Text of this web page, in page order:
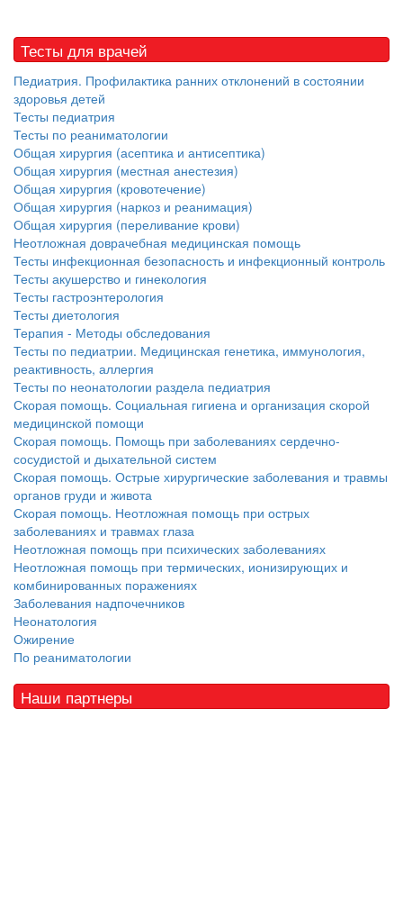
Тесты для врачей
Педиатрия. Профилактика ранних отклонений в состоянии
здоровья детей
Тесты педиатрия
Тесты по реаниматологии
Общая хирургия (асептика и антисептика)
Общая хирургия (местная анестезия)
Общая хирургия (кровотечение)
Общая хирургия (наркоз и реанимация)
Общая хирургия (переливание крови)
Неотложная доврачебная медицинская помощь
Тесты инфекционная безопасность и инфекционный контроль
Тесты акушерство и гинекология
Тесты гастроэнтерология
Тесты диетология
Терапия - Методы обследования
Тесты по педиатрии. Медицинская генетика, иммунология,
реактивность, аллергия
Тесты по неонатологии раздела педиатрия
Скорая помощь. Социальная гигиена и организация скорой
медицинской помощи
Скорая помощь. Помощь при заболеваниях сердечно-
сосудистой и дыхательной систем
Скорая помощь. Острые хирургические заболевания и травмы
органов груди и живота
Скорая помощь. Неотложная помощь при острых
заболеваниях и травмах глаза
Неотложная помощь при психических заболеваниях
Неотложная помощь при термических, ионизирующих и
комбинированных поражениях
Заболевания надпочечников
Неонатология
Ожирение
По реаниматологии
Наши партнеры